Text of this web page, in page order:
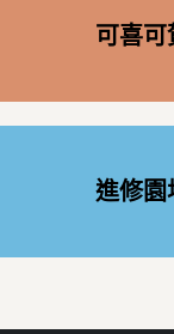
可喜可
進修園